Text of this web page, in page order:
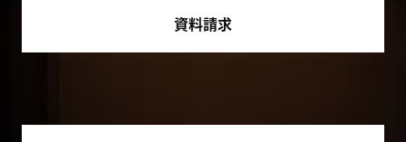
資料請求